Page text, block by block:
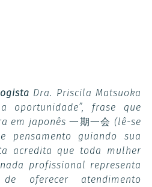
Dra. Priscila Matsuoka
oportunidade”, frase que
em japonês 一期一会 (lê-se
pensamento guiando sua
acredita que toda mulher
profissional representa
oferecer atendimento